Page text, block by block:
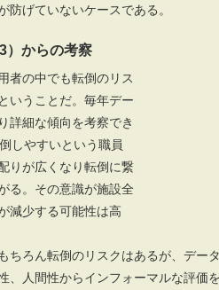
防げていないケースである。
）からの考察
者の中でも転倒のリス
いうことだ。毎年デー
詳細な傾向を考察でき
しやすいという職員
りが広くなり転倒に繋
る。その意識が施設全
減少する可能性は高
ちろん転倒のリスクはあるが、デー
、人間性からインフォーマルな評価